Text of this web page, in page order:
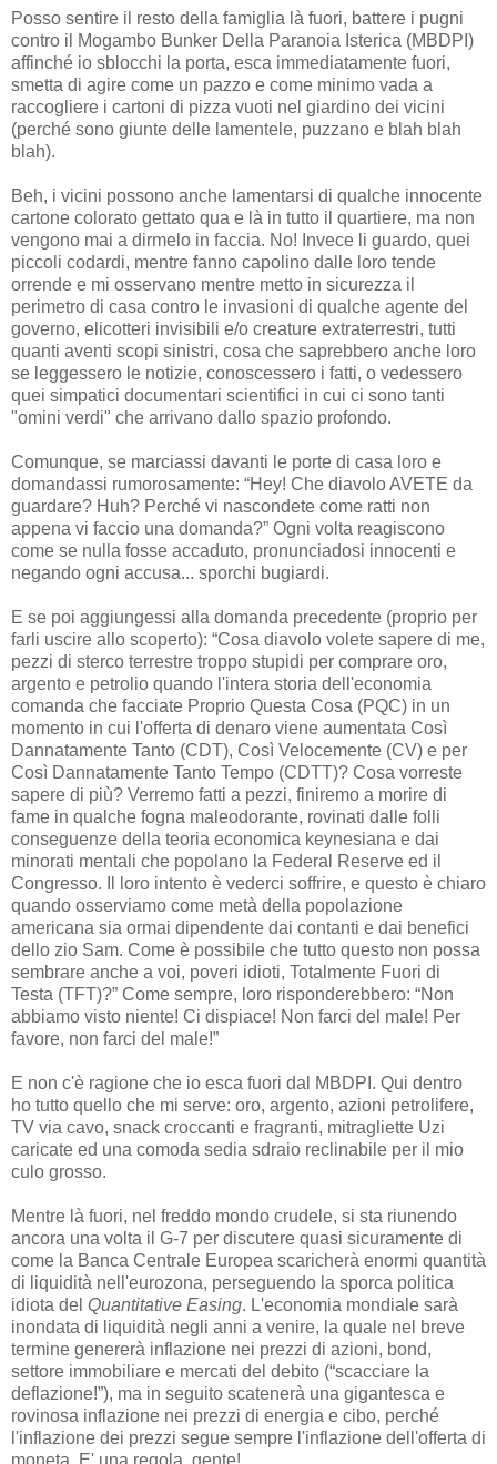
Posso sentire il resto della famiglia là fuori, battere i pugni
contro il Mogambo Bunker Della Paranoia Isterica (MBDPI)
affinché io sblocchi la porta, esca immediatamente fuori,
smetta di agire come un pazzo e come minimo vada a
raccogliere i cartoni di pizza vuoti nel giardino dei vicini
(perché sono giunte delle lamentele, puzzano e blah blah
blah).
Beh, i vicini possono anche lamentarsi di qualche innocente
cartone colorato gettato qua e là in tutto il quartiere, ma non
vengono mai a dirmelo in faccia. No! Invece li guardo, quei
piccoli codardi, mentre fanno capolino dalle loro tende
orrende e mi osservano mentre metto in sicurezza il
perimetro di casa contro le invasioni di qualche agente del
governo, elicotteri invisibili e/o creature extraterrestri, tutti
quanti aventi scopi sinistri, cosa che saprebbero anche loro
se leggessero le notizie, conoscessero i fatti, o vedessero
quei simpatici documentari scientifici in cui ci sono tanti
"omini verdi" che arrivano dallo spazio profondo.
Comunque, se marciassi davanti le porte di casa loro e
domandassi rumorosamente: “Hey! Che diavolo AVETE da
guardare? Huh? Perché vi nascondete come ratti non
appena vi faccio una domanda?” Ogni volta reagiscono
come se nulla fosse accaduto, pronunciadosi innocenti e
negando ogni accusa... sporchi bugiardi.
E se poi aggiungessi alla domanda precedente (proprio per
farli uscire allo scoperto): “Cosa diavolo volete sapere di me,
pezzi di sterco terrestre troppo stupidi per comprare oro,
argento e petrolio quando l'intera storia dell'economia
comanda che facciate Proprio Questa Cosa (PQC) in un
momento in cui l'offerta di denaro viene aumentata Così
Dannatamente Tanto (CDT), Così Velocemente (CV) e per
Così Dannatamente Tanto Tempo (CDTT)? Cosa vorreste
sapere di più? Verremo fatti a pezzi, finiremo a morire di
fame in qualche fogna maleodorante, rovinati dalle folli
conseguenze della teoria economica keynesiana e dai
minorati mentali che popolano la Federal Reserve ed il
Congresso. Il loro intento è vederci soffrire, e questo è chiaro
quando osserviamo come metà della popolazione
americana sia ormai dipendente dai contanti e dai benefici
dello zio Sam. Come è possibile che tutto questo non possa
sembrare anche a voi, poveri idioti, Totalmente Fuori di
Testa (TFT)?” Come sempre, loro risponderebbero: “Non
abbiamo visto niente! Ci dispiace! Non farci del male! Per
favore, non farci del male!”
E non c'è ragione che io esca fuori dal MBDPI. Qui dentro
ho tutto quello che mi serve: oro, argento, azioni petrolifere,
TV via cavo, snack croccanti e fragranti, mitragliette Uzi
caricate ed una comoda sedia sdraio reclinabile per il mio
culo grosso.
Mentre là fuori, nel freddo mondo crudele, si sta riunendo
ancora una volta il G-7 per discutere quasi sicuramente di
come la Banca Centrale Europea scaricherà enormi quantità
di liquidità nell'eurozona, perseguendo la sporca politica
idiota del Quantitative Easing. L'economia mondiale sarà
inondata di liquidità negli anni a venire, la quale nel breve
termine genererà inflazione nei prezzi di azioni, bond,
settore immobiliare e mercati del debito (“scacciare la
deflazione!”), ma in seguito scatenerà una gigantesca e
rovinosa inflazione nei prezzi di energia e cibo, perché
l'inflazione dei prezzi segue sempre l'inflazione dell'offerta di